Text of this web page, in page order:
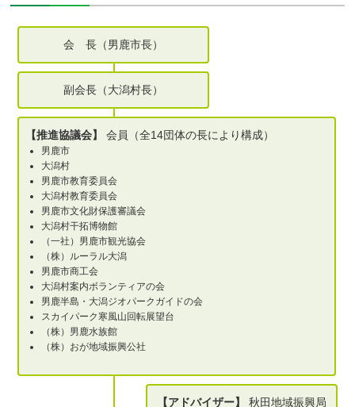
会 長（男鹿市長）
副会長（大潟村長）
【推進協議会】 会員（全14団体の長により構成）
男鹿市
大潟村
男鹿市教育委員会
大潟村教育委員会
男鹿市文化財保護審議会
大潟村干拓博物館
（一社）男鹿市観光協会
（株）ルーラル大潟
男鹿市商工会
大潟村案内ボランティアの会
男鹿半島・大潟ジオパークガイドの会
スカイパーク寒風山回転展望台
（株）男鹿水族館
（株）おが地域振興公社
【アドバイザー】
秋田地域振興局